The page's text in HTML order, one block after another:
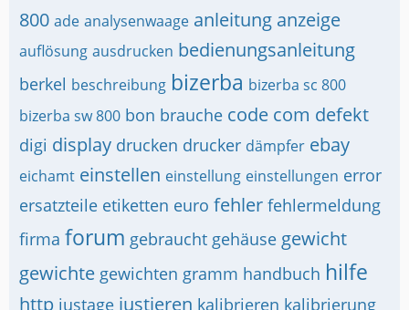
800 ade analysenwaage anleitung anzeige
auflösung ausdrucken bedienungsanleitung
berkel beschreibung bizerba bizerba sc 800
bizerba sw 800 bon brauche code com defekt
digi display drucken drucker dämpfer ebay
eichamt einstellen einstellung einstellungen error
ersatzteile etiketten euro fehler fehlermeldung
firma forum gebraucht gehäuse gewicht
gewichte gewichten gramm handbuch hilfe
http justage justieren kalibrieren kalibrierung